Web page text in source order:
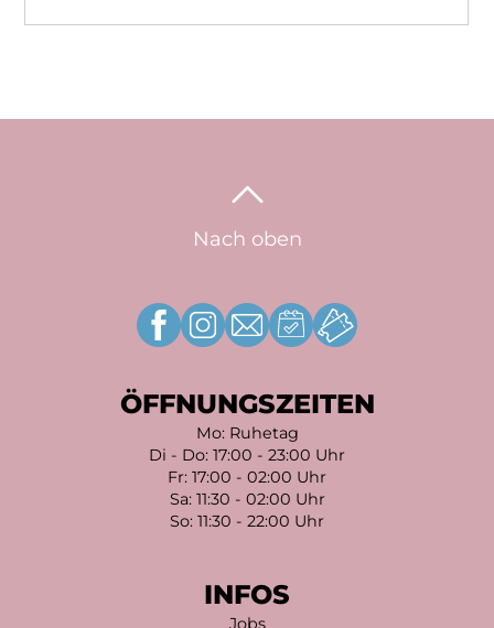
Nach oben
ÖFFNUNGSZEITEN
Mo: Ruhetag
Di - Do: 17:00 - 23:00 Uhr
Fr: 17:00 - 02:00 Uhr
Sa: 11:30 - 02:00 Uhr
So: 11:30 - 22:00 Uhr
INFOS
Jobs